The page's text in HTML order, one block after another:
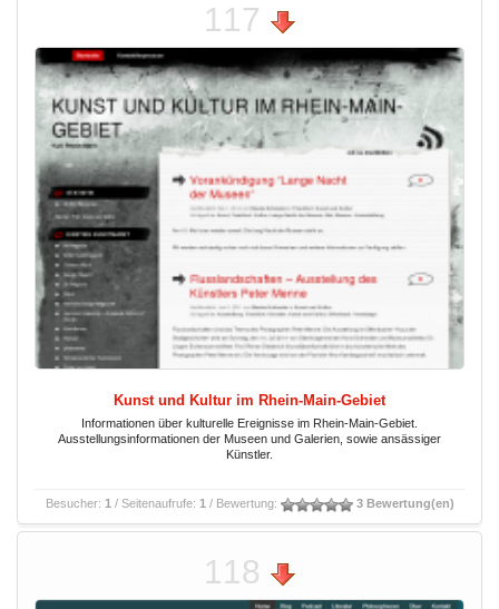
117
Kunst und Kultur im Rhein-Main-Gebiet
Informationen über kulturelle Ereignisse im Rhein-Main-Gebiet.
Ausstellungsinformationen der Museen und Galerien, sowie ansässiger
Künstler.
Besucher: 1 / Seitenaufrufe: 1 / Bewertung: 3 Bewertung(en)
118